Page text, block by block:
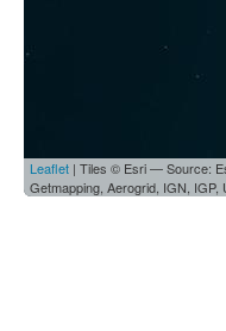
Leaflet | Tiles © Esri — Source:
Getmapping, Aerogrid, IGN,